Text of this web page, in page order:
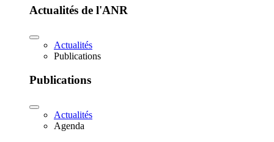
Actualités de l'ANR
Actualités
Publications
Publications
Actualités
Agenda